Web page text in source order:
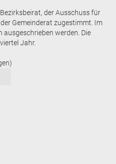
der Ausschuss für
Gemeinderat zugestimmt. Im
ausgeschrieben werden. Die
Jahr.